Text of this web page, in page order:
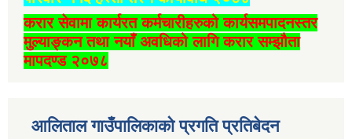
करार सेवामा कार्यरत कर्मचारीहरुको कार्यसमपादनस्तर
मुल्याङ्कन तथा नयाँ अवधिको लागि करार सम्झौता
मापदण्ड २०७८
आलिताल गाउँपालिकाको प्रगति प्रतिबेदन